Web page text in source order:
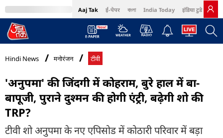
Aaj Tak ई-पेपर বাংলা India Today इंडिया टुडे हिंदी
MumbaiTak Cosmopolitan Harper's Bazaar Northeast
Hindi News मनोरंजन टीवी
'अनुपमा' की जिंदगी में कोहराम, बुरे हाल में बा-
बापूजी, पुराने दुश्मन की होगी एंट्री, बढ़ेगी शो की
TRP?
टीवी शो अनुपमा के नए एपिसोड में कोठारी परिवार में बड़ा